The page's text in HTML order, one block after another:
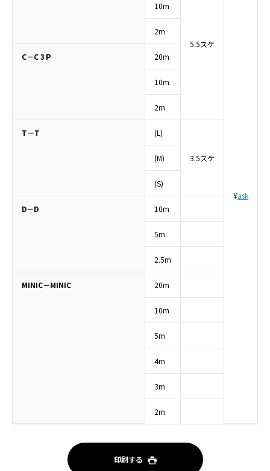
5.5スケ
¥ask
10m
2m
C－C 3Ｐ 20m
10m
2m
T－T (L)
3.5スケ
(M)
(S)
D－D 10m
5m
2.5m
MINIC－MINIC 20m
10m
5m
4m
3m
2m
印刷する